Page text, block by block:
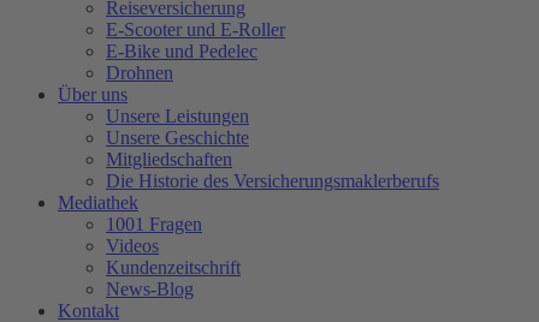
Reiseversicherung
E-Scooter und E-Roller
E-Bike und Pedelec
Drohnen
Über uns
Unsere Leistungen
Unsere Geschichte
Mitgliedschaften
Die Historie des Versicherungsmaklerberufs
Mediathek
1001 Fragen
Videos
Kundenzeitschrift
News-Blog
Kontakt